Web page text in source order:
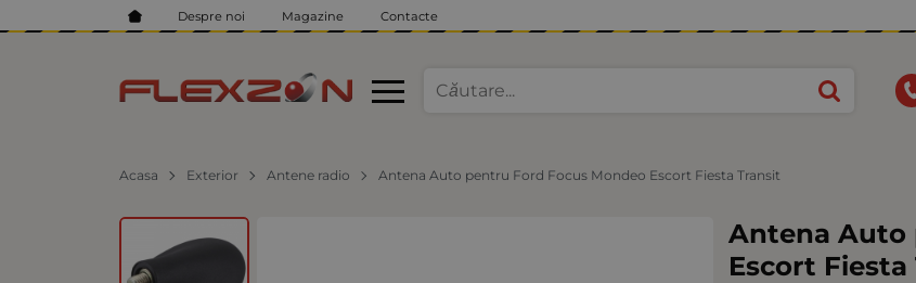
Despre noi Magazine Contacte
Acasa Exterior Antene radio Antena Auto pentru Ford Focus Mondeo Escort Fiesta Transit
Antena Auto
Escort Fiesta